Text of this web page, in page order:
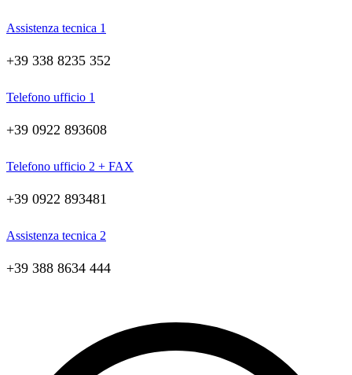
Assistenza tecnica 1
+39 338 8235 352
Telefono ufficio 1
+39 0922 893608
Telefono ufficio 2 + FAX
+39 0922 893481
Assistenza tecnica 2
+39 388 8634 444